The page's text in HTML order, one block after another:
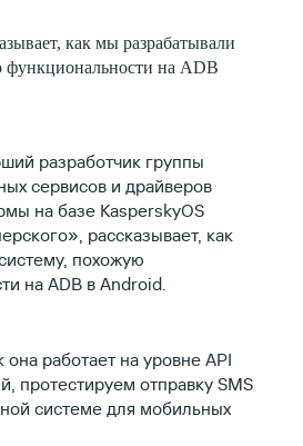
как мы разрабатывали
функциональности на ADB
разработчик группы
сервисов и драйверов
на базе KasperskyOS
рассказывает, как
похожую
на ADB в Android.
она работает на уровне API
протестируем отправку SMS
системе для мобильных